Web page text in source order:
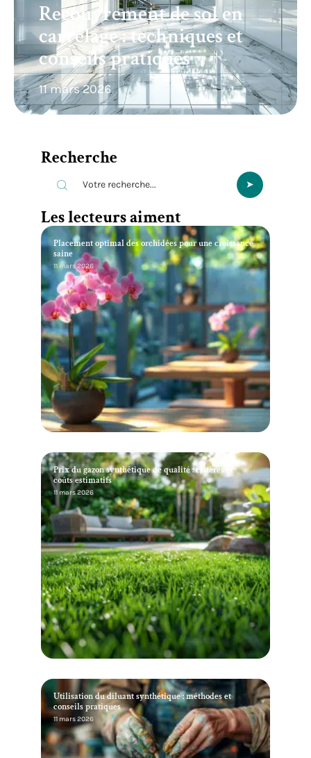
Recouvrement de sol en
carrelage : techniques et
conseils pratiques
11 mars 2026
Recherche
Les lecteurs aiment
Placement optimal des orchidées pour une croissance
saine
11 mars 2026
Prix du gazon synthétique de qualité : critères et
coûts estimatifs
11 mars 2026
Utilisation du diluant synthétique : méthodes et
conseils pratiques
11 mars 2026